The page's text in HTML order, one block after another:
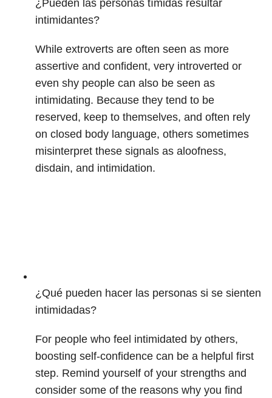
¿Pueden las personas tímidas resultar
intimidantes?
While extroverts are often seen as more
assertive and confident, very introverted or
even shy people can also be seen as
intimidating. Because they tend to be
reserved, keep to themselves, and often rely
on closed body language, others sometimes
misinterpret these signals as aloofness,
disdain, and intimidation.
¿Qué pueden hacer las personas si se sienten
intimidadas?
For people who feel intimidated by others,
boosting self-confidence can be a helpful first
step. Remind yourself of your strengths and
consider some of the reasons why you find